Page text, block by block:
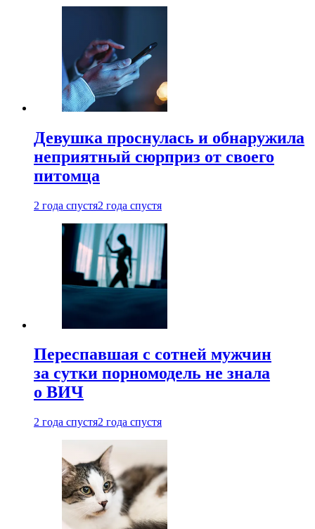
Девушка проснулась и обнаружила
неприятный сюрприз от своего
питомца
2 года спустя2 года спустя
Переспавшая с сотней мужчин
за сутки порномодель не знала
о ВИЧ
2 года спустя2 года спустя